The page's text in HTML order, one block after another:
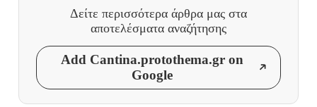
Δείτε περισσότερα άρθρα μας στα
αποτελέσματα αναζήτησης
Add Cantina.protothema.gr on
Google